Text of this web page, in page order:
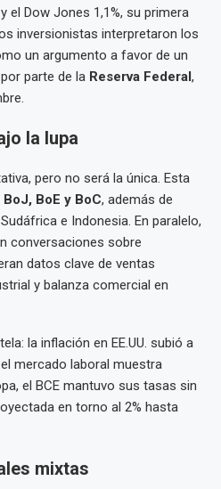
el Dow Jones 1,1%, su primera
inversionistas interpretaron los
un argumento a favor de un
parte de la Reserva Federal,
la lupa
pero no será la única. Esta
BoJ, BoE y BoC, además de
e Indonesia. En paralelo,
conversaciones sobre
datos clave de ventas
y balanza comercial en
la inflación en EE.UU. subió a
mercado laboral muestra
el BCE mantuvo sus tasas sin
en torno al 2% hasta
mixtas